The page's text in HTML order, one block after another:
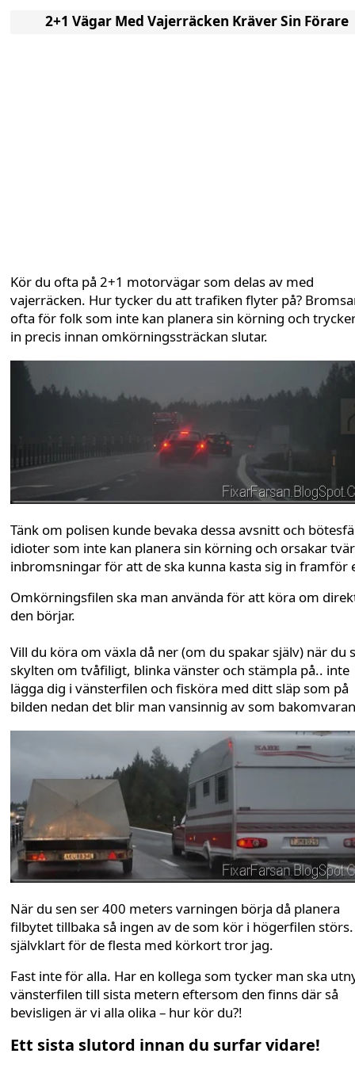
2+1 Vägar Med Vajerräcken Kräver Sin Förare
Kör du ofta på 2+1 motorvägar som delas av med
vajerräcken. Hur tycker du att trafiken flyter på?
ofta för folk som inte kan planera sin körning och
in precis innan omkörningssträckan slutar.
Tänk om polisen kunde bevaka dessa avsnitt och
idioter som inte kan planera sin körning och orsakar
inbromsningar för att de ska kunna kasta sig in framför
Omkörningsfilen ska man använda för att köra om
den börjar.
Vill du köra om växla då ner (om du spakar själv) när du
skylten om tvåfiligt, blinka vänster och stämpla på.. inte
lägga dig i vänsterfilen och fisköra med ditt släp som på
bilden nedan det blir man vansinnig av som
När du sen ser 400 meters varningen börja då planera
filbytet tillbaka så ingen av de som kör i högerfilen
självklart för de flesta med körkort tror jag.
Fast inte för alla. Har en kollega som tycker man ska
vänsterfilen till sista metern eftersom den finns där så
bevisligen är vi alla olika – hur kör du?!
Ett sista slutord innan du surfar vidare!